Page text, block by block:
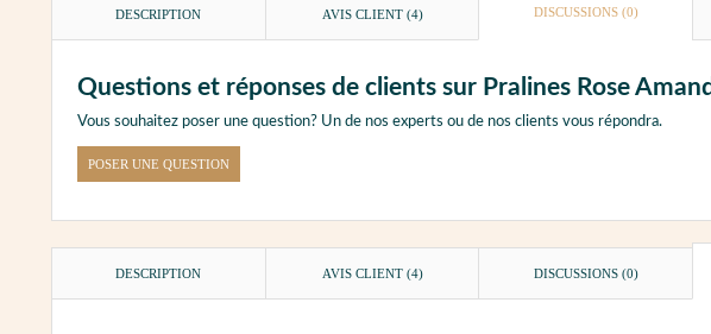
DESCRIPTION AVIS CLIENT (4) DISCUSSIONS (0)
Questions et réponses de clients sur Pralines Rose
Vous souhaitez poser une question? Un de nos experts ou de nos clients vous répondra.
POSER UNE QUESTION
DESCRIPTION AVIS CLIENT (4) DISCUSSIONS (0)